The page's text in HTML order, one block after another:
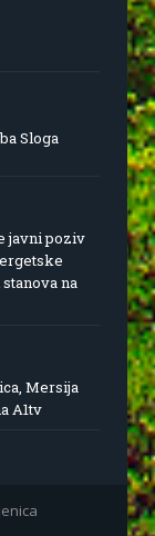
Sloga
javni poziv
na
Mersija
A1tv